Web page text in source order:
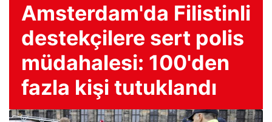
Amsterdam'da Filistinli
destekçilere sert polis
müdahalesi: 100'den
fazla kişi tutuklandı